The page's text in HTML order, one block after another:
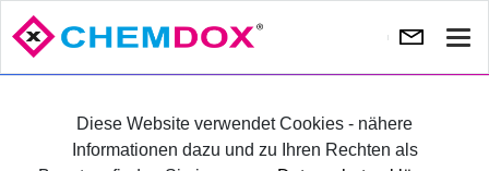
Diese Website verwendet Cookies - nähere
Informationen dazu und zu Ihren Rechten als